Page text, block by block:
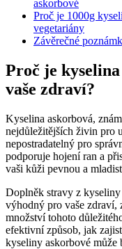
askorbové
Proč je 1000g
vegetariány
Závěrečné
Proč je
vaše zdraví?
Kyselina askorbová,
nejdůležitějších živin pro
nepostradatelný pro
podporuje hojení ran a
vaši kůži pevnou a
Doplněk stravy z
výhodný pro vaše zdraví,
množství tohoto
efektivní způsob, jak
kyseliny askorbové může